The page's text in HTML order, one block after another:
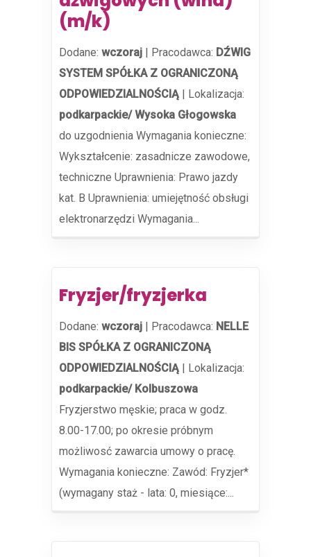
(m/k)
Dodane: wczoraj | Pracodawca: DŹWIG
SYSTEM SPÓŁKA Z OGRANICZONĄ
ODPOWIEDZIALNOŚCIĄ | Lokalizacja:
podkarpackie/ Wysoka Głogowska
do uzgodnienia Wymagania konieczne:
Wykształcenie: zasadnicze zawodowe,
techniczne Uprawnienia: Prawo jazdy
kat. B Uprawnienia: umiejętność obsługi
elektronarzędzi Wymagania...
Fryzjer/fryzjerka
Dodane: wczoraj | Pracodawca: NELLE
BIS SPÓŁKA Z OGRANICZONĄ
ODPOWIEDZIALNOŚCIĄ | Lokalizacja:
podkarpackie/ Kolbuszowa
Fryzjerstwo męskie; praca w godz.
8.00-17.00; po okresie próbnym
możliwosć zawarcia umowy o pracę.
Wymagania konieczne: Zawód: Fryzjer*
(wymagany staż - lata: 0, miesiące:...